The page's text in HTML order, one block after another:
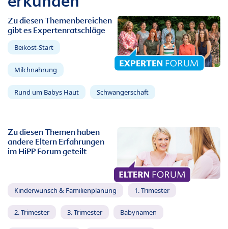
Zu diesen Themenbereichen
gibt es Expertenratschläge
Beikost-Start
Milchnahrung
Rund um Babys Haut Schwangerschaft
Zu diesen Themen haben
andere Eltern Erfahrungen
im HiPP Forum geteilt
Kinderwunsch & Familienplanung 1. Trimester
2. Trimester 3. Trimester Babynamen